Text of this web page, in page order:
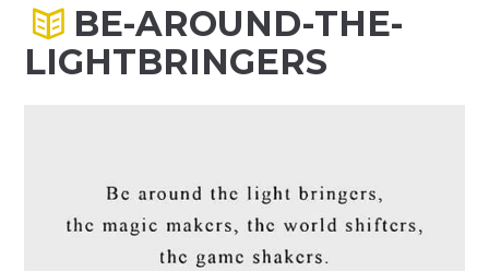
BE-AROUND-THE-
LIGHTBRINGERS